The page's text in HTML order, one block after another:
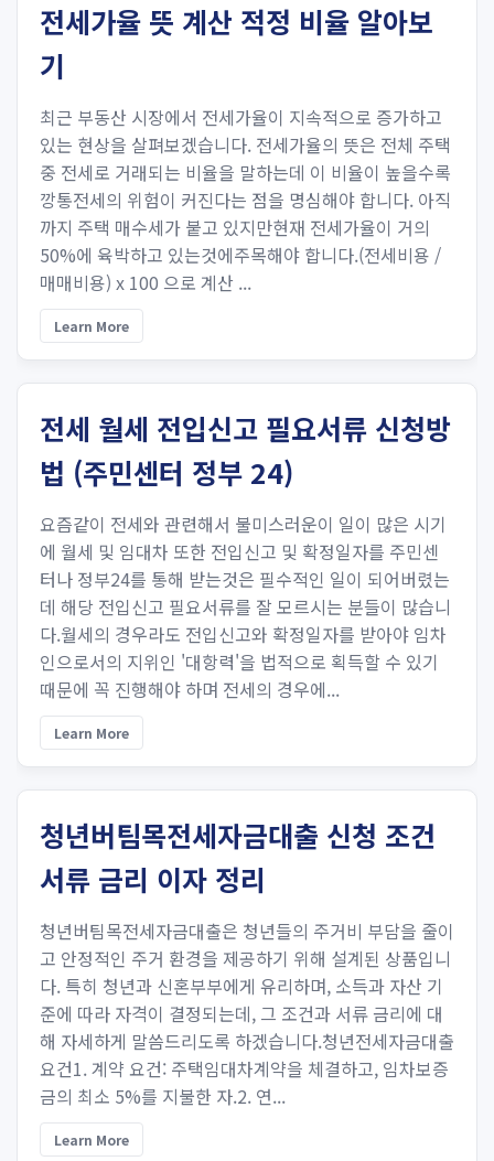
전세가율 뜻 계산 적정 비율 알아보
기
최근 부동산 시장에서 전세가율이 지속적으로 증가하고
있는 현상을 살펴보겠습니다. 전세가율의 뜻은 전체 주택
중 전세로 거래되는 비율을 말하는데 이 비율이 높을수록
깡통전세의 위험이 커진다는 점을 명심해야 합니다. 아직
까지 주택 매수세가 붙고 있지만현재 전세가율이 거의
50%에 육박하고 있는것에주목해야 합니다.(전세비용 /
매매비용) x 100 으로 계산 ​...
Learn More
전세 월세 전입신고 필요서류 신청방
법 (주민센터 정부 24)
요즘같이 전세와 관련해서 불미스러운이 일이 많은 시기
에 월세 및 임대차 또한 전입신고 및 확정일자를 주민센
터나 정부24를 통해 받는것은 필수적인 일이 되어버렸는
데 해당 전입신고 필요서류를 잘 모르시는 분들이 많습니
다.월세의 경우라도 전입신고와 확정일자를 받아야 임차
인으로서의 지위인 '대항력'을 법적으로 획득할 수 있기
때문에 꼭 진행해야 하며 전세의 경우에...
Learn More
청년버팀목전세자금대출 신청 조건
서류 금리 이자 정리
청년버팀목전세자금대출은 청년들의 주거비 부담을 줄이
고 안정적인 주거 환경을 제공하기 위해 설계된 상품입니
다. 특히 청년과 신혼부부에게 유리하며, 소득과 자산 기
준에 따라 자격이 결정되는데, 그 조건과 서류 금리에 대
해 자세하게 말씀드리도록 하겠습니다.청년전세자금대출
요건1. 계약 요건: 주택임대차계약을 체결하고, 임차보증
금의 최소 5%를 지불한 자.2. 연...
Learn More